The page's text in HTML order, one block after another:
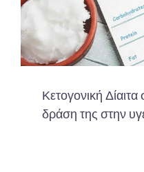
Κετογονική
δράση της στην